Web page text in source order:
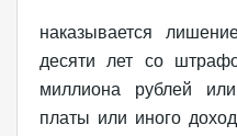
наказывается
десяти лет со
миллиона рублей
платы или иного